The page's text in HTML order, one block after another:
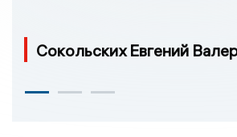
Сокольских Евгений